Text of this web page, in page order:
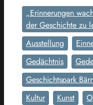
„Erinnerungen
der Geschichte zu
Ausstellung
Gedächtnis
Geschichtspark
Kultur
Kunst